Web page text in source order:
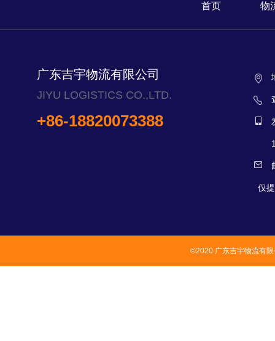
首页 物
广东吉宇物流有限公司
JIYU LOGISTICS CO.,LTD.
+86-18820073388
仅
©2020 广东吉宇物流有